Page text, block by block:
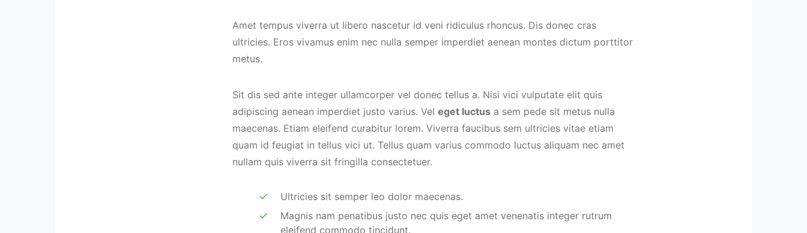
Amet tempus viverra ut libero nascetur id veni ridiculus rhoncus. Dis donec cras
ultricies. Eros vivamus enim nec nulla semper imperdiet aenean montes dictum porttitor
metus.
Sit dis sed ante integer ullamcorper vel donec tellus a. Nisi vici vulputate elit quis
adipiscing aenean imperdiet justo varius. Vel eget luctus a sem pede sit metus nulla
maecenas. Etiam eleifend curabitur lorem. Viverra faucibus sem ultricies vitae etiam
quam id feugiat in tellus vici ut. Tellus quam varius commodo luctus aliquam nec amet
nullam quis viverra sit fringilla consectetuer.
Ultricies sit semper leo dolor maecenas.
Magnis nam penatibus justo nec quis eget amet venenatis integer rutrum
eleifend commodo tincidunt.